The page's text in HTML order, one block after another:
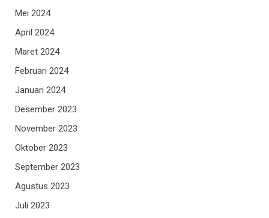
Mei 2024
April 2024
Maret 2024
Februari 2024
Januari 2024
Desember 2023
November 2023
Oktober 2023
September 2023
Agustus 2023
Juli 2023